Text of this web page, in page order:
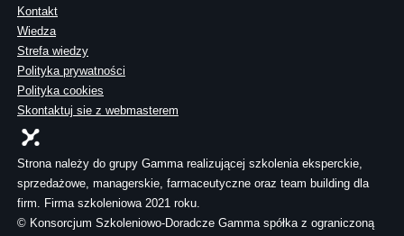
Kontakt
Wiedza
Strefa wiedzy
Polityka prywatności
Polityka cookies
Skontaktuj sie z webmasterem
Strona należy do grupy Gamma realizującej szkolenia eksperckie,
sprzedażowe, managerskie, farmaceutyczne oraz team building dla
firm. Firma szkoleniowa 2021 roku.
© Konsorcjum Szkoleniowo-Doradcze Gamma spółka z ograniczoną